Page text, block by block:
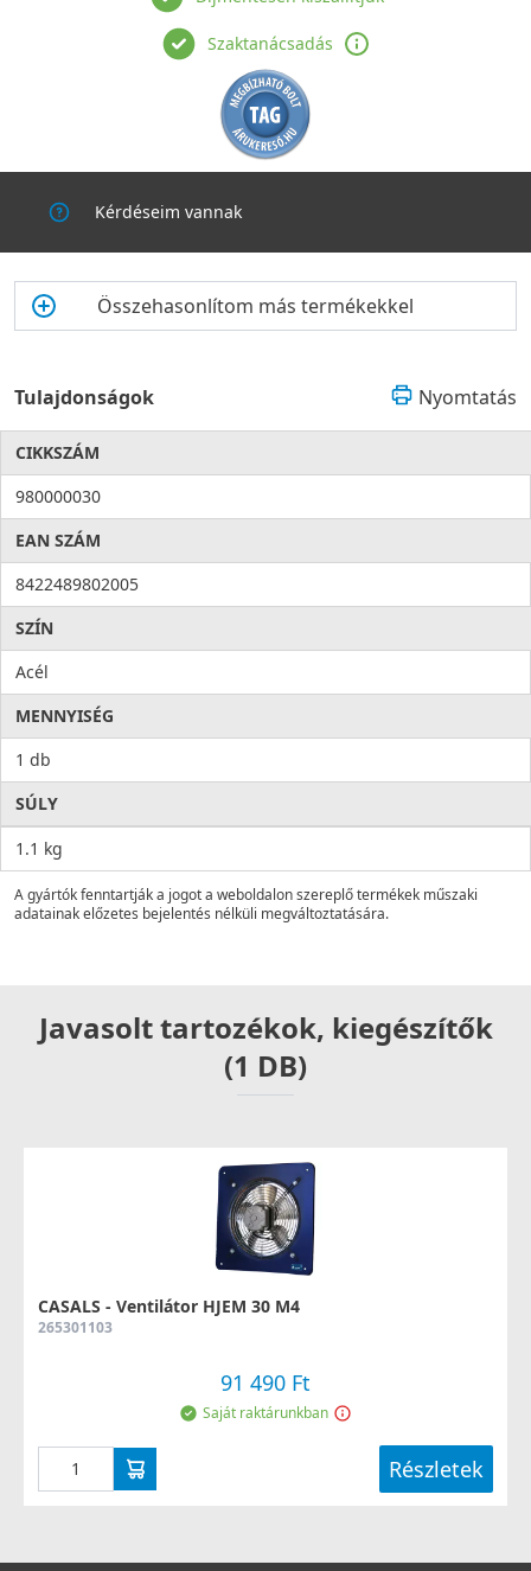
Szaktanácsadás
Kérdéseim vannak
Összehasonlítom más termékekkel
Tulajdonságok Nyomtatás
CIKKSZÁM
980000030
EAN SZÁM
8422489802005
SZÍN
Acél
MENNYISÉG
1 db
SÚLY
1.1 kg
A gyártók fenntartják a jogot a weboldalon szereplő termékek műszaki
adatainak előzetes bejelentés nélküli megváltoztatására.
Javasolt tartozékok, kiegészítők
(1 DB)
CASALS - Ventilátor HJEM 30 M4
265301103
91 490 Ft
Saját raktárunkban
Részletek